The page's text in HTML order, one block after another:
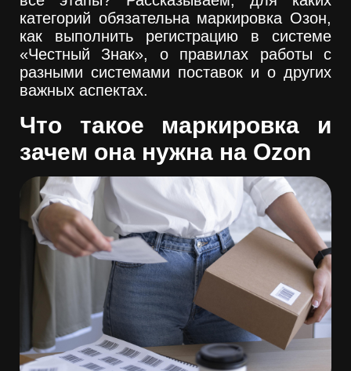
категорий обязательна маркировка Озон,
как выполнить регистрацию в системе
«Честный Знак», о правилах работы с
разными системами поставок и о других
важных аспектах.
Что такое маркировка и
зачем она нужна на Ozon